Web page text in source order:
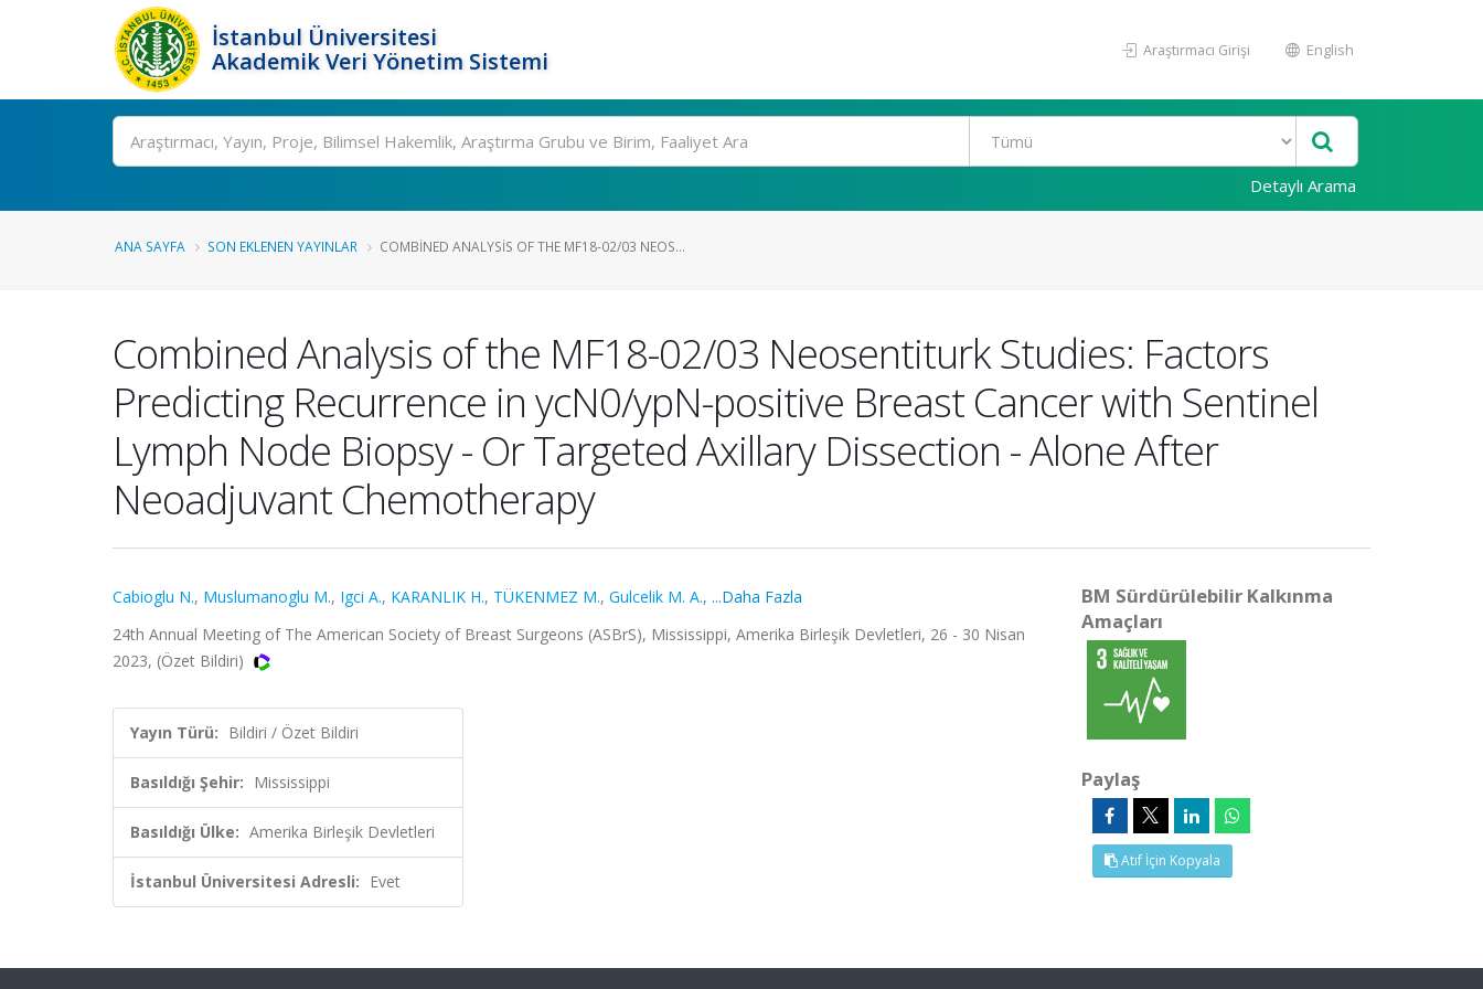
İstanbul Üniversitesi
Akademik Veri Yönetim Sistemi
Araştırmacı Girişi English
Ara
Detaylı Arama
ANA SAYFA SON EKLENEN YAYINLAR COMBINED ANALYSIS OF THE MF18-02/03 NEOS...
Combined Analysis of the MF18-02/03 Neosentiturk Studies: Factors
Predicting Recurrence in ycN0/ypN-positive Breast Cancer with Sentinel
Lymph Node Biopsy - Or Targeted Axillary Dissection - Alone After
Neoadjuvant Chemotherapy
Cabioglu N., Muslumanoglu M., Igci A., KARANLIK H., TÜKENMEZ M., Gulcelik M. A., ...Daha Fazla
24th Annual Meeting of The American Society of Breast Surgeons (ASBrS), Mississippi, Amerika Birleşik Devletleri, 26 - 30 Nisan
2023, (Özet Bildiri)
Yayın Türü: Bildiri / Özet Bildiri
Basıldığı Şehir: Mississippi
Basıldığı Ülke: Amerika Birleşik Devletleri
İstanbul Üniversitesi Adresli: Evet
BM Sürdürülebilir Kalkınma
Amaçları
Paylaş
Atıf İçin Kopyala